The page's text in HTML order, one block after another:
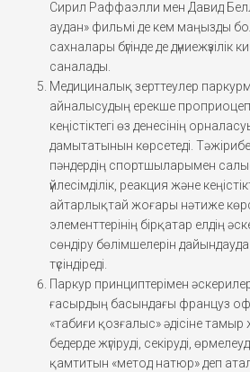
Сирил Раффаэлли мен Давид
аудан» фильмі де кем маңызды
сахналары бүгінде де
саналады.
Медициналық зерттеулер
айналысудың ерекше
кеңістіктегі өз денесінің
дамытатынын көрсетеді.
пәндердің спортшыларымен
үйлесімділік, реакция және
айтарлықтай жоғары нәтиже
элементтерінің бірқатар елдің
сөндіру бөлімшелерін
түсіндіреді.
Паркур принциптерімен
ғасырдың басындағы француз
«табиғи қозғалыс» әдісіне
бедерде жүгіруді, секіруді,
қамтитын «метод натюр» деп